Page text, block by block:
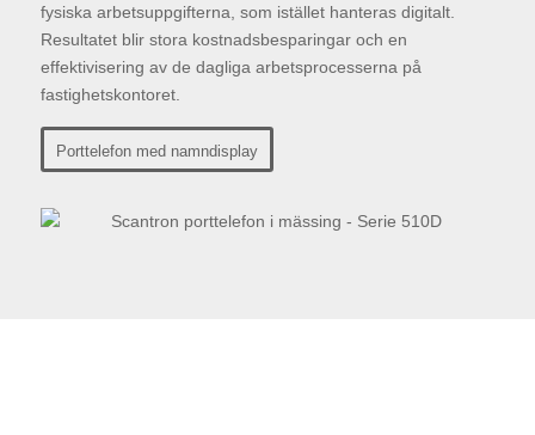
fysiska arbetsuppgifterna, som istället hanteras digitalt.
Resultatet blir stora kostnadsbesparingar och en
effektivisering av de dagliga arbetsprocesserna på
fastighetskontoret.
Porttelefon med namndisplay